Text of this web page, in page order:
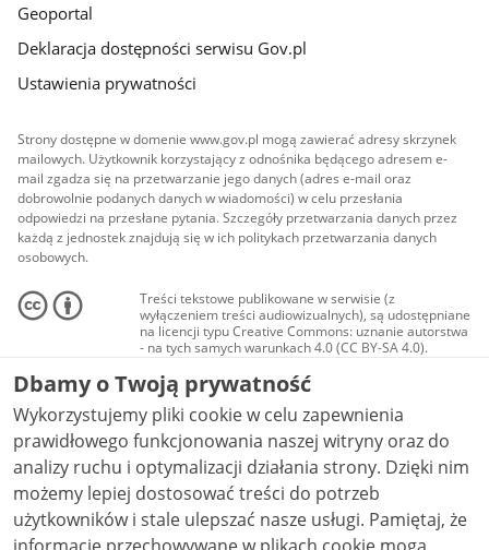
Geoportal
Deklaracja dostępności serwisu Gov.pl
Ustawienia prywatności
Strony dostępne w domenie www.gov.pl mogą zawierać adresy skrzynek
mailowych. Użytkownik korzystający z odnośnika będącego adresem e-
mail zgadza się na przetwarzanie jego danych (adres e-mail oraz
dobrowolnie podanych danych w wiadomości) w celu przesłania
odpowiedzi na przesłane pytania. Szczegóły przetwarzania danych przez
każdą z jednostek znajdują się w ich politykach przetwarzania danych
osobowych.
Treści tekstowe publikowane w serwisie (z
wyłączeniem treści audiowizualnych), są udostępniane
na licencji typu Creative Commons: uznanie autorstwa
- na tych samych warunkach 4.0 (CC BY-SA 4.0).
Materiały audiowizualne, w tym zdjęcia, materiały
audio i wideo, są udostępniane na licencji typu
Creative Commons: uznanie autorstwa użycie
niekomercyjne - bez utworów zależnych 4.0 (CC BY-
NC-ND 4.0), o ile nie jest to stwierdzone inaczej.
Dbamy o Twoją prywatność
Wykorzystujemy pliki cookie w celu zapewnienia
prawidłowego funkcjonowania naszej witryny oraz do
analizy ruchu i optymalizacji działania strony. Dzięki nim
możemy lepiej dostosować treści do potrzeb
użytkowników i stale ulepszać nasze usługi. Pamiętaj, że